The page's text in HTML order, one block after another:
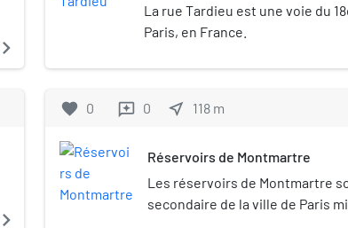
navigate_next
navigate_next
La rue Tardieu est une voie du
Paris, en France.
favorite 0 reviews 0 near_me 118 m
Réservoirs de Montmartre
Les réservoirs de Montmartre
secondaire de la ville de Paris